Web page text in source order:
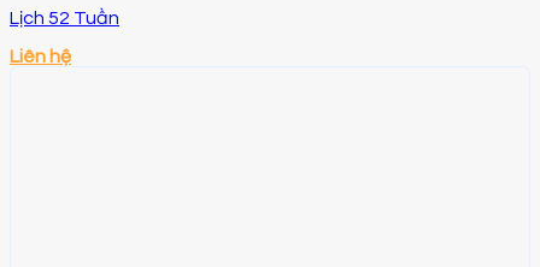
Lịch 52 Tuần
Liên hệ